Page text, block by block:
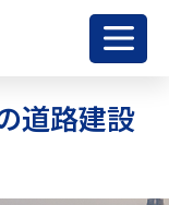
道路建設